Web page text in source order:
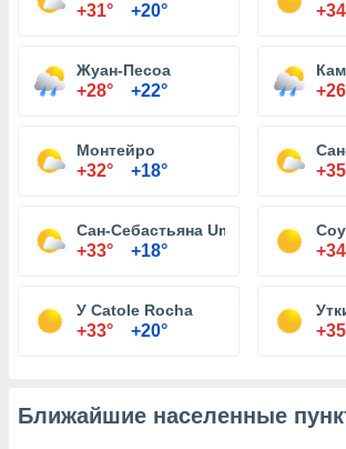
+31° +20°
Жуан-Песоа
+28° +22°
Монтейро
+32° +18°
Сан-Себастьяна Umbuzeiro
+33° +18°
У Catole Rocha
+33° +20°
Ближайшие населенные